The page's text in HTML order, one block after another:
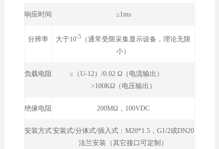
响应时间 ≤1ms
分辨率 大于10-5
（通常受限采集显示设备，理论无限
小）
负载电阻
≤（U-12）/0.02 Ω（电流输出）
>100KΩ（电压输出）
绝缘电阻 200MΩ，100VDC
安装方式安装式/分体式/插入式：M20*1.5，G1/2或DN20
法兰安装（其它接口可定制）